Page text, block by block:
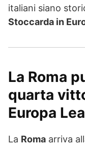
italiani siano
Stoccarda in
La Roma
quarta
Europa
La Roma arriva